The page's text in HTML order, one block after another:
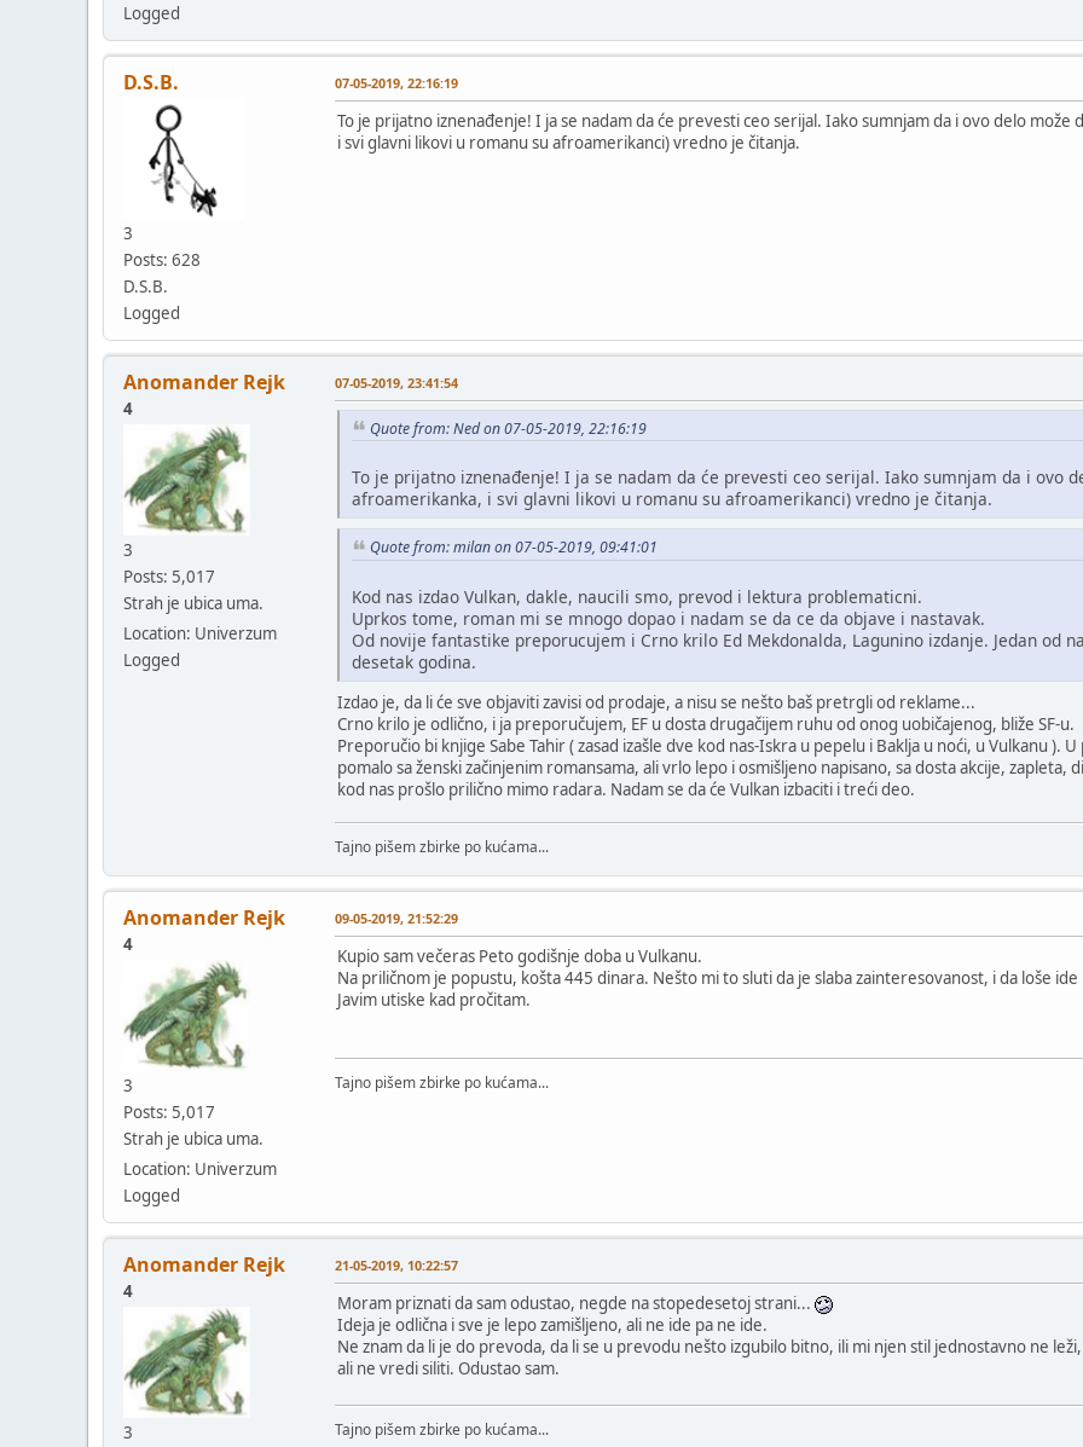
Logged
D.S.B.
3
Posts: 628
D.S.B.
Logged
07-05-2019, 22:16:19
To je prijatno iznenađenje! I ja se nadam da će prevesti ceo serijal. Iako sumnjam da i ovo delo
i svi glavni likovi u romanu su afroamerikanci) vredno je čitanja.
Anomander Rejk
4
3
Posts: 5,017
Strah je ubica uma.
Location: Univerzum
Logged
07-05-2019, 23:41:54
Quote from: Ned on 07-05-2019, 22:16:19
To je prijatno iznenađenje! I ja se nadam da će prevesti ceo serijal. Iako sumnjam da i ovo
afroamerikanka, i svi glavni likovi u romanu su afroamerikanci) vredno je čitanja.
Quote from: milan on 07-05-2019, 09:41:01
Kod nas izdao Vulkan, dakle, naucili smo, prevod i lektura problematicni.
Uprkos tome, roman mi se mnogo dopao i nadam se da ce da objave i nastavak.
Od novije fantastike preporucujem i Crno krilo Ed Mekdonalda, Lagunino izdanje. Jedan od
desetak godina.
Izdao je, da li će sve objaviti zavisi od prodaje, a nisu se nešto baš pretrgli od reklame...
Crno krilo je odlično, i ja preporučujem, EF u dosta drugačijem ruhu od onog uobičajenog, bliže SF-u.
Preporučio bi knjige Sabe Tahir ( zasad izašle dve kod nas-Iskra u pepelu i Baklja u noći, u Vulkanu ).
pomalo sa ženski začinjenim romansama, ali vrlo lepo i osmišljeno napisano, sa dosta akcije, zapleta,
kod nas prošlo prilično mimo radara. Nadam se da će Vulkan izbaciti i treći deo.
Tajno pišem zbirke po kućama...
Anomander Rejk
4
3
Posts: 5,017
Strah je ubica uma.
Location: Univerzum
Logged
09-05-2019, 21:52:29
Kupio sam večeras Peto godišnje doba u Vulkanu.
Na priličnom je popustu, košta 445 dinara. Nešto mi to sluti da je slaba zainteresovanost, i da loše
Javim utiske kad pročitam.
Tajno pišem zbirke po kućama...
Anomander Rejk
4
3
21-05-2019, 10:22:57
Moram priznati da sam odustao, negde na stopedesetoj strani...
Ideja je odlična i sve je lepo zamišljeno, ali ne ide pa ne ide.
Ne znam da li je do prevoda, da li se u prevodu nešto izgubilo bitno, ili mi njen stil jednostavno ne leži,
ali ne vredi siliti. Odustao sam.
Tajno pišem zbirke po kućama...